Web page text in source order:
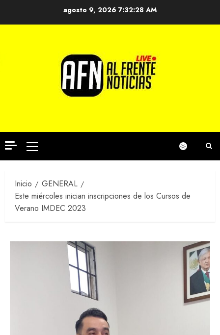
agosto 9, 2026 7:32:29 AM
Menú
principal
Inicio
GENERAL
Este miércoles inician inscripciones de los Cursos de
Verano IMDEC 2023